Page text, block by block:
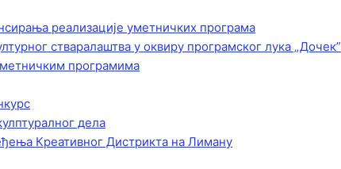
реализације уметничких програма
стваралаштва у оквиру програмског лука „Дочек”
програмима
дела
Креативног Дистрикта на Лиману